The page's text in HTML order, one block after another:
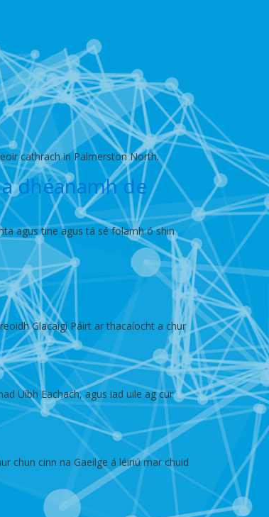
cathrach in Palmerston North.
dhéanamh de
agus tine agus tá sé folamh ó shin
Glacaigí Páirt ar thacaíocht a chur
Uíbh Eachach, agus iad uile ag cur
chun cinn na Gaeilge á léiriú mar chuid